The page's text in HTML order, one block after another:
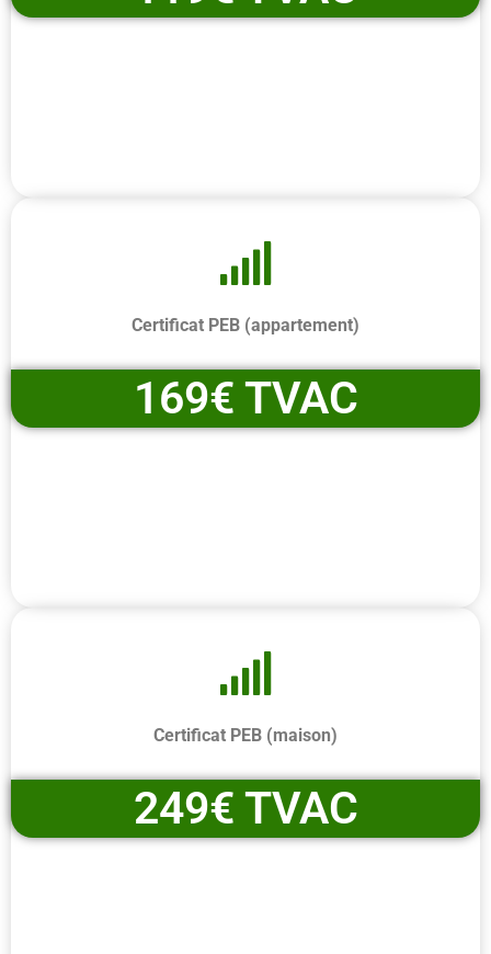
Certificat PEB (appartement)
169€ TVAC
Certificat PEB (maison)
249€ TVAC